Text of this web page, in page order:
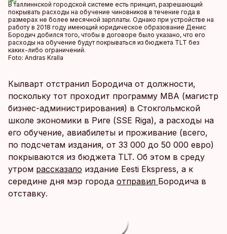
В таллиннской городской системе есть принцип, разрешающий
покрывать расходы на обучение чиновников в течение года в
размерах не более месячной зарплаты. Однако при устройстве на
работу в 2018 году имеющий юридическое образование Денис
Бородич добился того, чтобы в договоре было указано, что его
расходы на обучение будут покрываться из бюджета TLT без
каких-либо ограничений.
Foto: Andras Kralla
Кылварт отстранил Бородича от должности,
поскольку тот проходит программу MBA (магистр
бизнес-администрирования) в Стокгольмской
школе экономики в Риге (SSE Riga), а расходы на
его обучение, авиабилеты и проживание (всего,
по подсчетам издания, от 33 000 до 50 000 евро)
покрываются из бюджета TLT. Об этом в среду
утром рассказало издание Eesti Ekspress, а к
середине дня мэр города отправил Бородича в
отставку.